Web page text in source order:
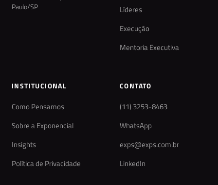
Paulo/SP
Líderes
Execução
Mentoria Executiva
INSTITUCIONAL
Como Pensamos
Sobre a Exponencial
Insights
Política de Privacidade
CONTATO
(11) 3253-8463
WhatsApp
exps@exps.com.br
LinkedIn